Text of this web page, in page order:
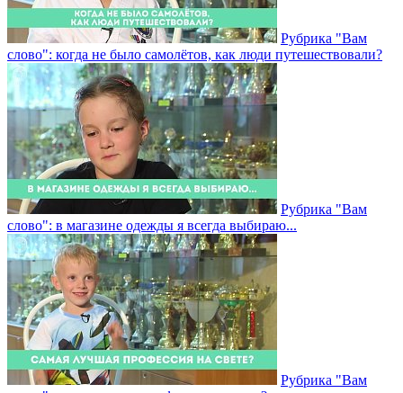
Рубрика "Вам
слово": когда не было самолётов, как люди путешествовали?
Рубрика "Вам
слово": в магазине одежды я всегда выбираю...
Рубрика "Вам